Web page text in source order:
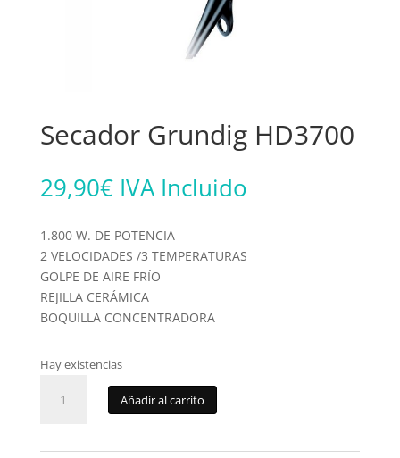
Secador Grundig HD3700
29,90€ IVA Incluido
1.800 W. DE POTENCIA
2 VELOCIDADES /3 TEMPERATURAS
GOLPE DE AIRE FRÍO
REJILLA CERÁMICA
BOQUILLA CONCENTRADORA
Hay existencias
Grundig
Añadir al carrito